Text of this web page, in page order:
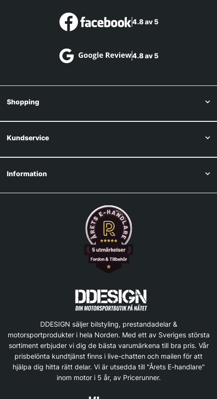
4.8 av 5
4.8 av 5
Shopping
Kundservice
Information
DDESIGN säljer bilstyling, prestandadelar &
motorsportprodukter i hela Norden. Med ett av Sveriges största
sortiment erbjuder vi dig de bästa varumärkena till bra pris. Vår
prisbelönta kundtjänst finns i live-chatten och mailen för att
hjälpa dig hitta rätt delar. Vi är utsedda till "Årets E-handlare"
inom motor i 5 år, av Pricerunner.